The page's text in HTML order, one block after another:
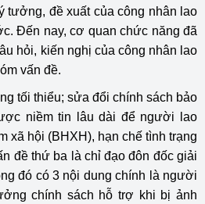
tưởng, đề xuất của công nhân lao
Đến nay, cơ quan chức năng đã
hỏi, kiến nghị của công nhân lao
vấn đề.
tối thiểu; sửa đổi chính sách bảo
niềm tin lâu dài để người lao
xã hội (BHXH), hạn chế tình trạng
đề thứ ba là chỉ đạo đôn đốc giải
đó có 3 nội dung chính là người
chính sách hỗ trợ khi bị ảnh